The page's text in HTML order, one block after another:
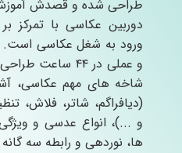
طراحی شده و قصدش
دوربین عکاسی با تمرکز
ورود به شغل عکاسی است.
و عملی در ۴۴
شاخه های مهم عکاسی،
(دیافراگم، شاتر، فلاش،
و ...)، انواع عدسی و
ها، نوردهی و رابطه سه